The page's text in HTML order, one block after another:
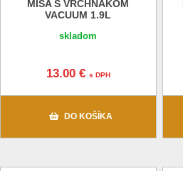
MISA S VRCHNÁKOM
VACUUM 1.9L
skladom
13.00 € s DPH
DO KOŠÍKA